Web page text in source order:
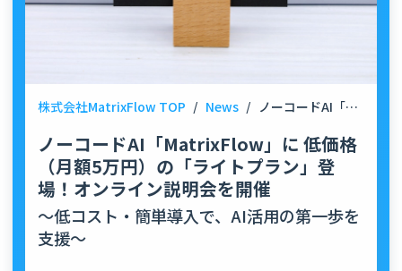
株式会社MatrixFlow TOP / News / ノーコードAI「MatrixFlow」に 低価格（月額5万円）の「ライトプラン」登場！オンライン説明会を開催
ノーコードAI「MatrixFlow」に 低価格
（月額5万円）の「ライトプラン」登
場！オンライン説明会を開催
～低コスト・簡単導入で、AI活用の第一歩を
支援～